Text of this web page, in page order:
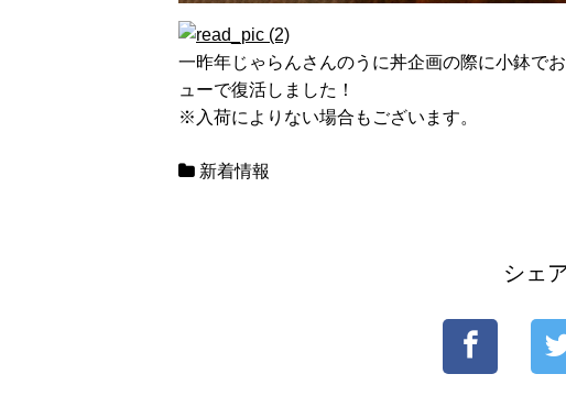
一昨年じゃらんさんのうに丼企画の際に小鉢で
ューで復活しました！
※入荷によりない場合もございます。
新着情報
シェ